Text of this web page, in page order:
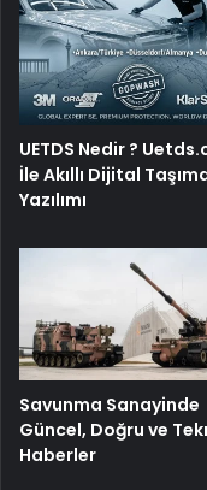
UETDS Nedir ?
İle Akıllı Dijital
Yazılımı
Savunma Sanayinde
Güncel, Doğru ve
Haberler